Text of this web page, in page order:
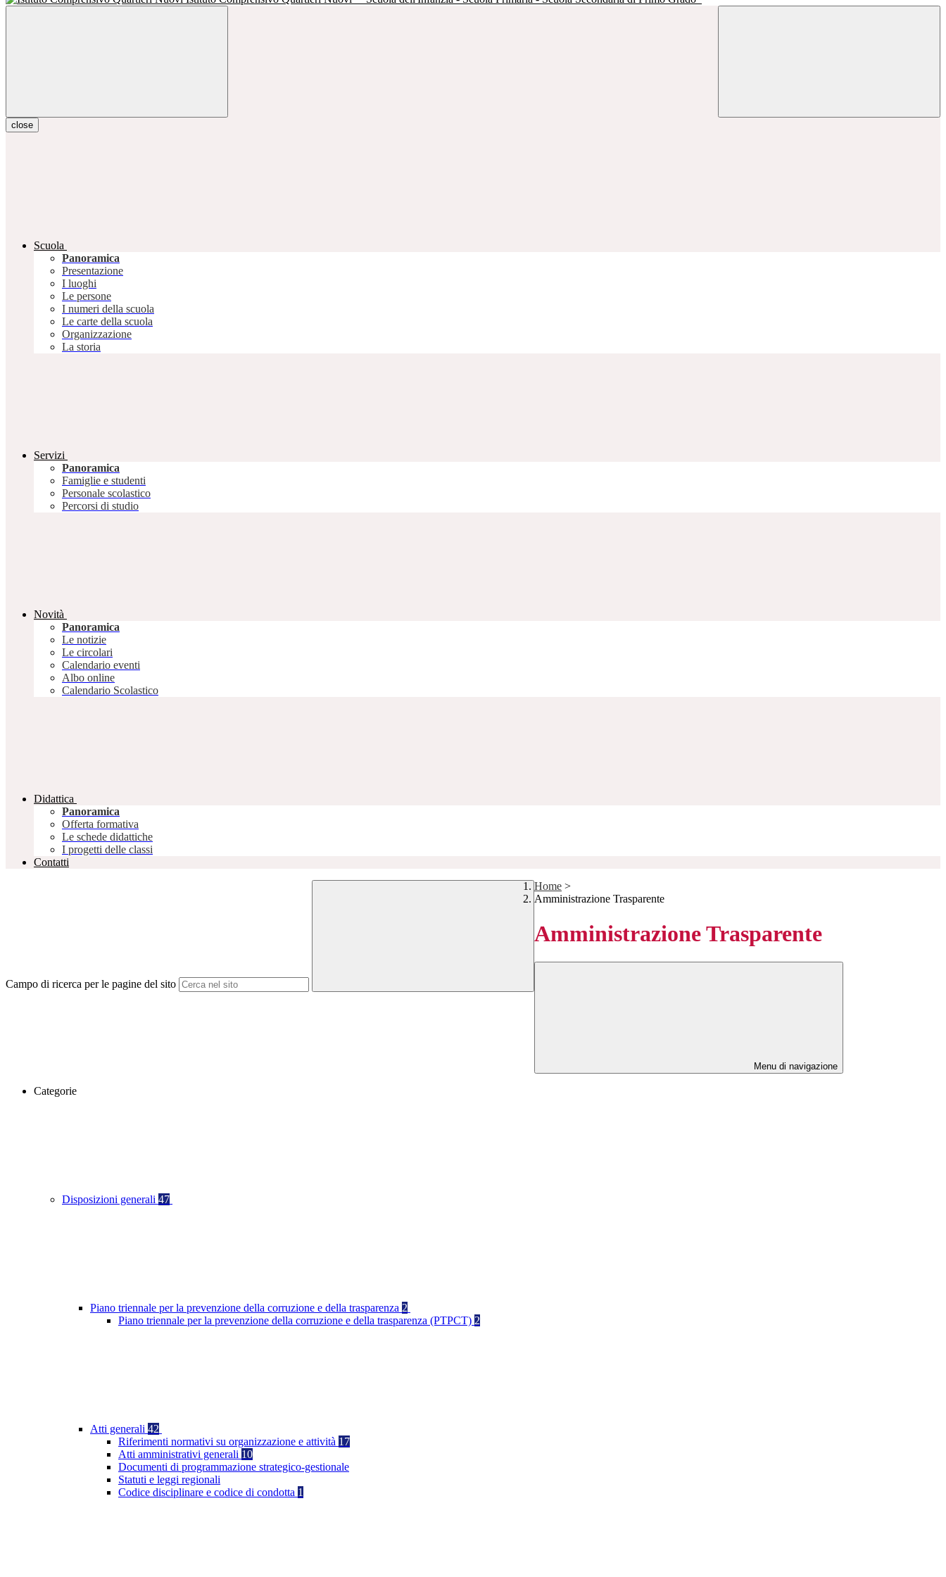
close
Scuola
Panoramica
Presentazione
I luoghi
Le persone
I numeri della scuola
Le carte della scuola
Organizzazione
La storia
Servizi
Panoramica
Famiglie e studenti
Personale scolastico
Percorsi di studio
Novità
Panoramica
Le notizie
Le circolari
Calendario eventi
Albo online
Calendario Scolastico
Didattica
Panoramica
Offerta formativa
Le schede didattiche
I progetti delle classi
Contatti
Campo di ricerca per le pagine del sito
Home >
Amministrazione Trasparente
Amministrazione Trasparente
Menu di navigazione
Categorie
Disposizioni generali 47
Piano triennale per la prevenzione della corruzione e della trasparenza 2
Piano triennale per la prevenzione della corruzione e della trasparenza (PTPCT) 2
Atti generali 42
Riferimenti normativi su organizzazione e attività 17
Atti amministrativi generali 10
Documenti di programmazione strategico-gestionale
Statuti e leggi regionali
Codice disciplinare e codice di condotta 1